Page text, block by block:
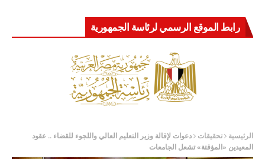
رابط الموقع الرسمي لرئاسة الجمهورية
الرئيسية تحقيقات دعوات لإقالة وزير التعليم العالي واللجوء للقضاء .. عقود
المعيدين «المؤقتة» تشعل الجامعات